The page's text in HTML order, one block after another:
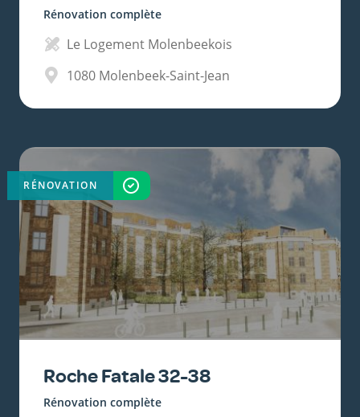
Rénovation complète
Le Logement Molenbeekois
1080 Molenbeek-Saint-Jean
Roche Fatale 32-38
Rénovation complète
RÉNOVATION TERMINÉ